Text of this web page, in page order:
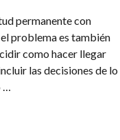
permanente con
problema es también
como hacer llegar
las decisiones de lo
…